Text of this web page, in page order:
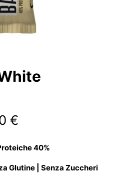
€Fascia
prezzo:
1,65 €
40%
Glutine | Senza Zuccheri